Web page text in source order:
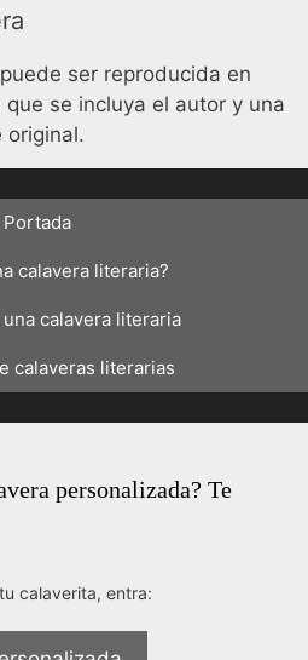
ser reproducida en
se incluya el autor y una
original.
Portada
calavera literaria?
calavera literaria
calaveras literarias
personalizada? Te
calaverita, entra: